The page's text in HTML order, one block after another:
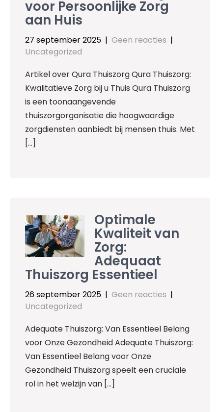
voor Persoonlijke Zorg
aan Huis
27 september 2025 | Geen reacties |
Uncategorized
Artikel over Qura Thuiszorg Qura Thuiszorg:
Kwalitatieve Zorg bij u Thuis Qura Thuiszorg
is een toonaangevende
thuiszorgorganisatie die hoogwaardige
zorgdiensten aanbiedt bij mensen thuis. Met
[…]
Optimale
Kwaliteit van
Zorg:
Adequaat
Thuiszorg Essentieel
26 september 2025 | Geen reacties |
Uncategorized
Adequate Thuiszorg: Van Essentieel Belang
voor Onze Gezondheid Adequate Thuiszorg:
Van Essentieel Belang voor Onze
Gezondheid Thuiszorg speelt een cruciale
rol in het welzijn van […]